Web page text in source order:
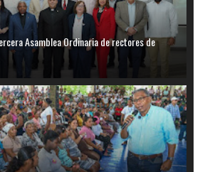
Asamblea Ordinaria de rectores de